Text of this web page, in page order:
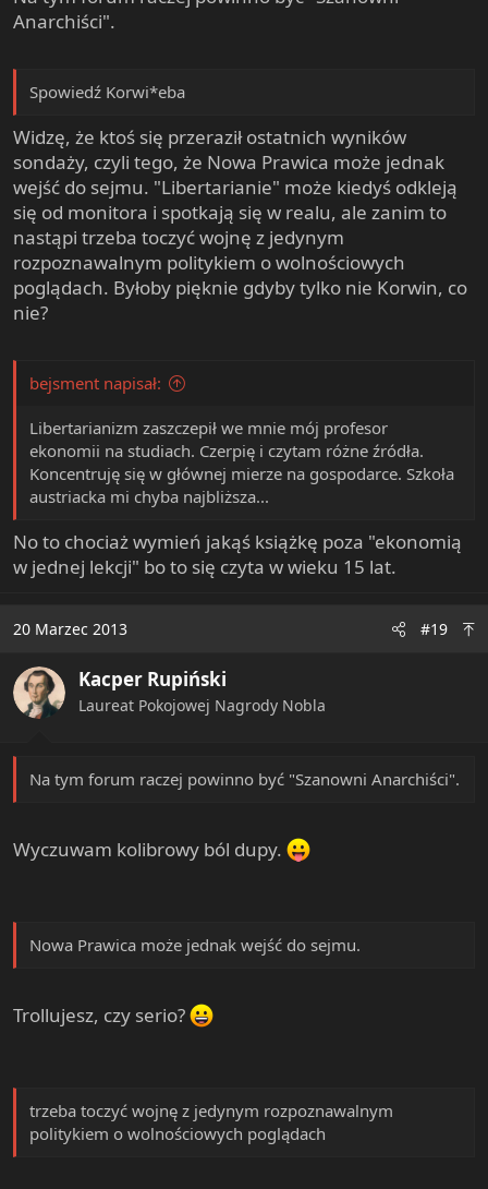
Anarchiści".
Spowiedź Korwi*eba
Widzę, że ktoś się przeraził ostatnich wyników
sondaży, czyli tego, że Nowa Prawica może jednak
wejść do sejmu. "Libertarianie" może kiedyś odkleją
się od monitora i spotkają się w realu, ale zanim to
nastąpi trzeba toczyć wojnę z jedynym
rozpoznawalnym politykiem o wolnościowych
poglądach. Byłoby pięknie gdyby tylko nie Korwin, co
nie?
bejsment napisał:
Libertarianizm zaszczepił we mnie mój profesor
ekonomii na studiach. Czerpię i czytam różne źródła.
Koncentruję się w głównej mierze na gospodarce. Szkoła
austriacka mi chyba najbliższa...
No to chociaż wymień jakąś książkę poza "ekonomią
w jednej lekcji" bo to się czyta w wieku 15 lat.
20 Marzec 2013 #19
Kacper Rupiński
Laureat Pokojowej Nagrody Nobla
Na tym forum raczej powinno być "Szanowni Anarchiści".
Wyczuwam kolibrowy ból dupy.
Nowa Prawica może jednak wejść do sejmu.
Trollujesz, czy serio?
trzeba toczyć wojnę z jedynym rozpoznawalnym
politykiem o wolnościowych poglądach